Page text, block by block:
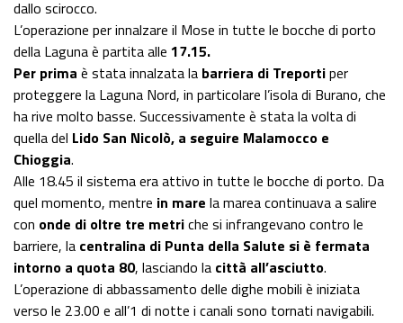
dallo scirocco.
L’operazione per innalzare il Mose in tutte le bocche di porto
della Laguna è partita alle 17.15.
Per prima è stata innalzata la barriera di Treportiper
proteggere la Laguna Nord, in particolare l’isola di Burano, che
ha rive molto basse. Successivamente è stata la volta di
quella del Lido San Nicolò, a seguire Malamocco e
Chioggia.
Alle 18.45 il sistema era attivo in tutte le bocche di porto. Da
quel momento, mentre in mare la marea continuava a salire
con onde di oltre tre metriche si infrangevano contro le
barriere, la centralina di Punta della Salute si è fermata
intorno a quota 80, lasciando la città all’asciutto.
L’operazione di abbassamento delle dighe mobili è iniziata
verso le 23.00 e all’1 di notte i canali sono tornati navigabili.